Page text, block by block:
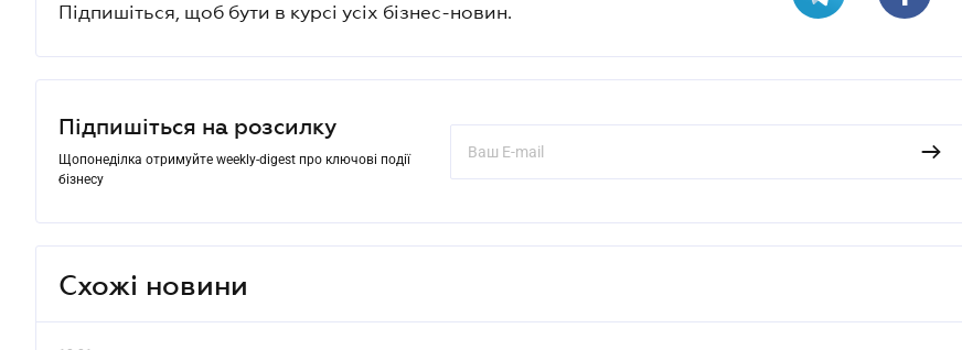
Підпишіться, щоб бути в курсі усіх бізнес-новин.
Підпишіться на розсилку
Щопонеділка отримуйте weekly-digest про ключові події
бізнесу
Схожі новини